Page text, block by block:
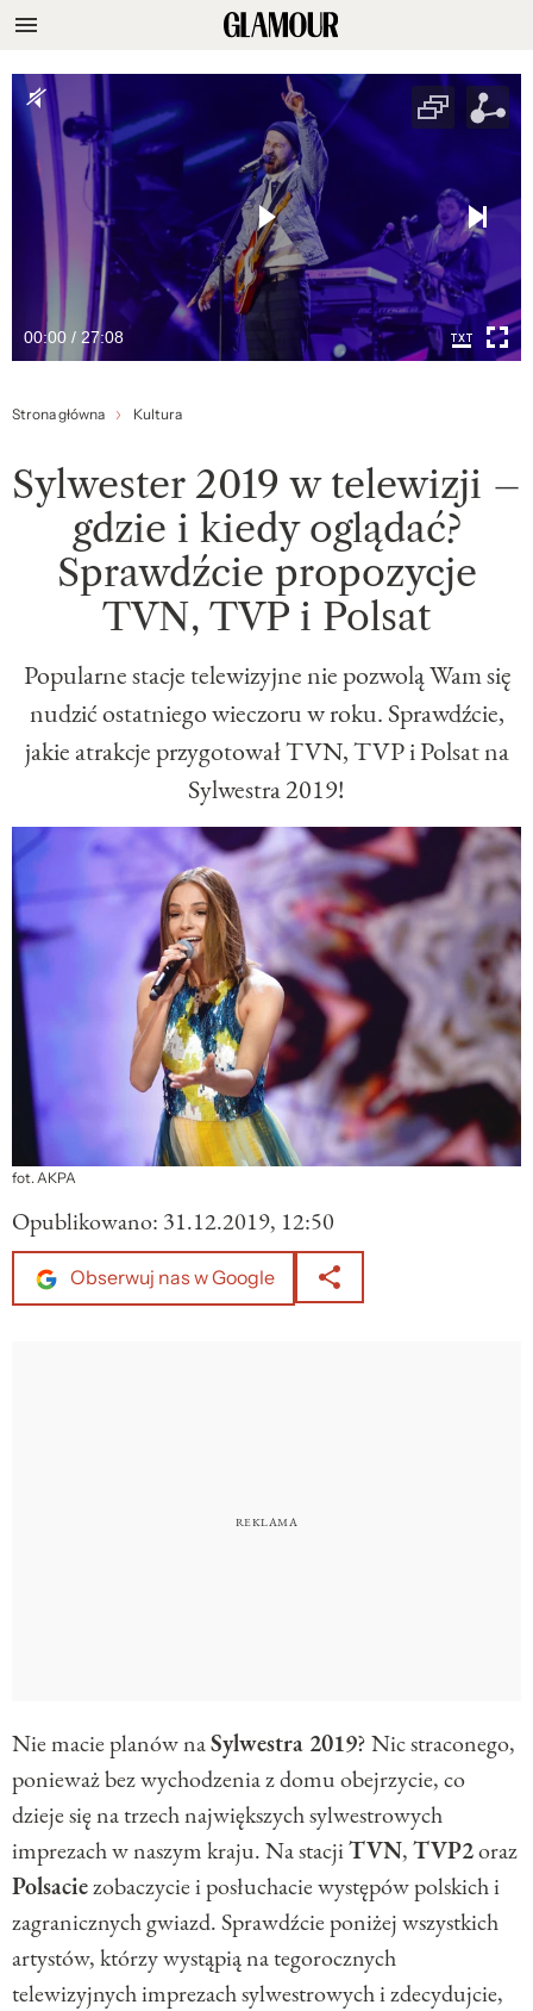
00:00 / 27:08
Strona główna Kultura
Sylwester 2019 w telewizji –
gdzie i kiedy oglądać?
Sprawdźcie propozycje
TVN, TVP i Polsat
Popularne stacje telewizyjne nie pozwolą Wam się
nudzić ostatniego wieczoru w roku. Sprawdźcie,
jakie atrakcje przygotował TVN, TVP i Polsat na
Sylwestra 2019!
fot. AKPA
Opublikowano: 31.12.2019, 12:50
Obserwuj nas w Google
Nie macie planów naSylwestra 2019? Nic straconego,
ponieważ bez wychodzenia z domu obejrzycie, co
dzieje się na trzech największych sylwestrowych
imprezach w naszym kraju. Na stacjiTVN,TVP2oraz
Polsaciezobaczycie i posłuchacie występów polskich i
zagranicznych gwiazd. Sprawdźcie poniżej wszystkich
artystów, którzy wystąpią na tegorocznych
telewizyjnych imprezach sylwestrowych i zdecydujcie,